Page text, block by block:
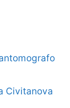
Civitanova